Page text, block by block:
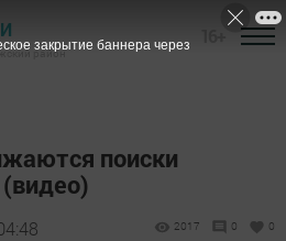
район
поиски
2017 0 0
закрытие баннера через